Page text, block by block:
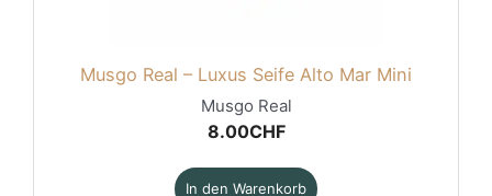
Musgo Real – Luxus Seife Alto Mar Mini
Musgo Real
8.00CHF
In den Warenkorb